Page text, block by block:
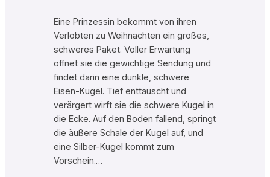
Eine Prinzessin bekommt von ihren
Verlobten zu Weihnachten ein großes,
schweres Paket. Voller Erwartung
öffnet sie die gewichtige Sendung und
findet darin eine dunkle, schwere
Eisen-Kugel. Tief enttäuscht und
verärgert wirft sie die schwere Kugel in
die Ecke. Auf den Boden fallend, springt
die äußere Schale der Kugel auf, und
eine Silber-Kugel kommt zum
Vorschein.…